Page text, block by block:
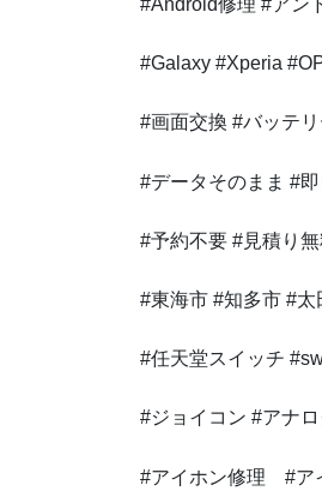
#Android修理 #アン
#Galaxy #Xperia
#画面交換 #バッテ
#データそのまま #
#予約不要 #見積り
#東海市 #知多市 #
#任天堂スイッチ
#ジョイコン #アナ
#アイホン修理 #ア